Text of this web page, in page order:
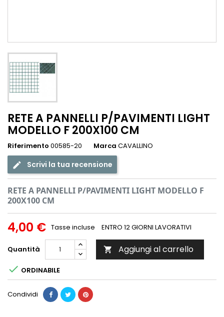
RETE A PANNELLI P/PAVIMENTI LIGHT
MODELLO F 200X100 CM
Riferimento 00585-20 Marca CAVALLINO
Scrivi la tua recensione
RETE A PANNELLI P/PAVIMENTI LIGHT MODELLO F
200X100 CM
4,00 € Tasse incluse ENTRO 12 GIORNI LAVORATIVI
Quantità  Aggiungi al carrello
 ORDINABILE
Condividi